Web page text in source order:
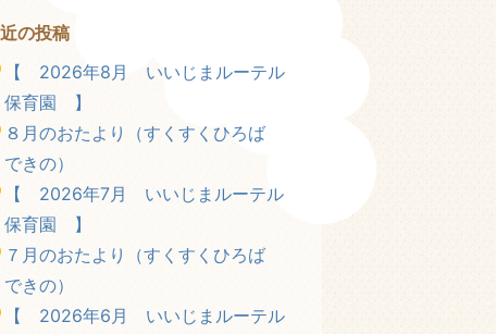
の投稿
【 2026年8月 いいじまルーテル
保育園 】
８月のおたより（すくすくひろば
できの）
【 2026年7月 いいじまルーテル
保育園 】
７月のおたより（すくすくひろば
できの）
【 2026年6月 いいじまルーテル